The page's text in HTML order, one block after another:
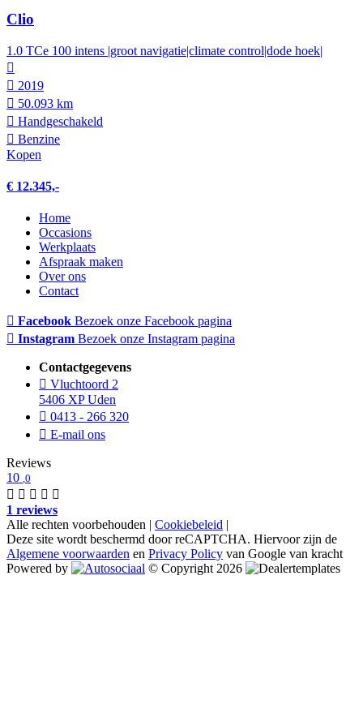
Clio
1.0 TCe 100 intens |groot navigatie|climate control|dode hoek|
2019
50.093 km
Hand­geschakeld
Benzine
Kopen
€ 12.345,-
Home
Occasions
Werkplaats
Afspraak maken
Over ons
Contact
Facebook Bezoek onze Facebook pagina
Instagram Bezoek onze Instagram pagina
Contactgegevens
Vluchtoord 2
5406 XP Uden
0413 - 266 320
E-mail ons
Reviews
10 ,0
1 reviews
Alle rechten voorbehouden | Cookiebeleid |
Deze site wordt beschermd door reCAPTCHA. Hiervoor zijn de
Algemene voorwaarden en Privacy Policy van Google van kracht
Powered by
© Copyright 2026